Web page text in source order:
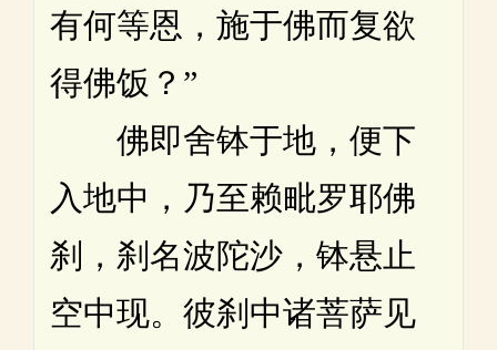
有何等恩，施于佛而复欲
得佛饭？”
佛即舍钵于地，便下
入地中，乃至赖毗罗耶佛
刹，刹名波陀沙，钵悬止
空中现。彼刹中诸菩萨见